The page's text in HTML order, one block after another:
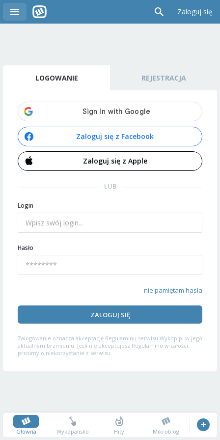
Zaloguj się
LOGOWANIE REJESTRACJA
Zaloguj się z Facebook
Zaloguj się z Apple
LUB
Login
Hasło
nie pamiętam hasła
ZALOGUJ SIĘ
Zalogowanie oznacza akceptację Regulaminu serwisu Wykop.pl w jego
aktualnym brzmieniu. Jeśli nie akceptujesz Regulaminu w całości,
prosimy o niekorzystanie z serwisu.
Główna Wykopalisko Hity Mikroblog